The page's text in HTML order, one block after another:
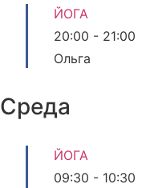
ЙОГА
20:00 - 21:00
Ольга
Среда
ЙОГА
09:30 - 10:30